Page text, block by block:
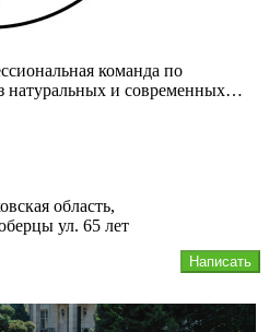
команда по
натуральных и современных
Написать
область,
ул. 65 лет